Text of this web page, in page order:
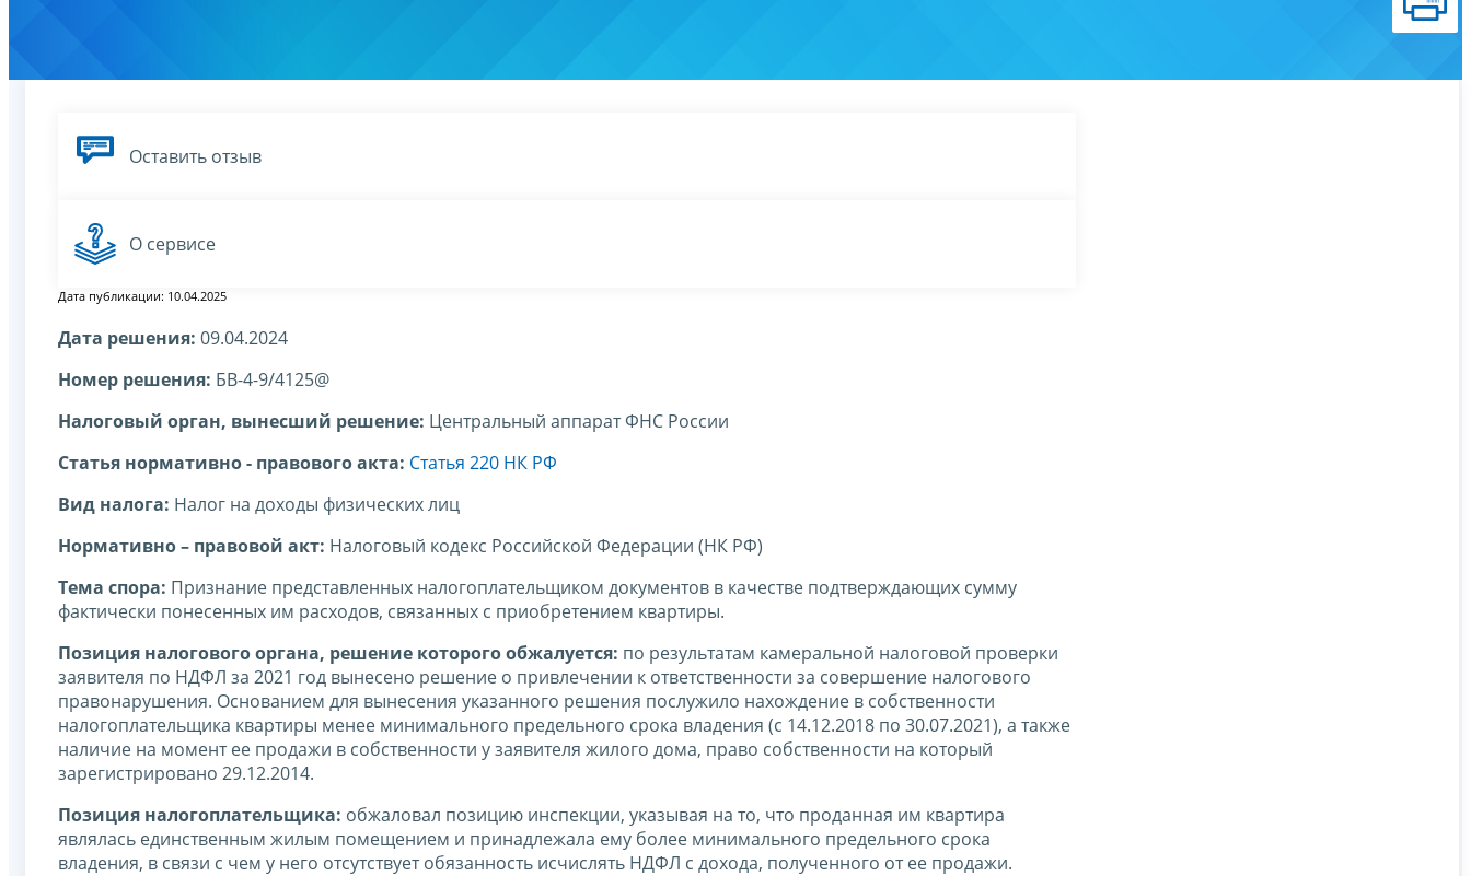
Оставить отзыв
О сервисе
Дата публикации: 10.04.2025
Дата решения: 09.04.2024
Номер решения: БВ-4-9/4125@
Налоговый орган, вынесший решение: Центральный аппарат ФНС России
Статья нормативно - правового акта: Статья 220 НК РФ
Вид налога: Налог на доходы физических лиц
Нормативно – правовой акт: Налоговый кодекс Российской Федерации (НК РФ)
Тема спора: Признание представленных налогоплательщиком документов в качестве подтверждающих сумму
фактически понесенных им расходов, связанных с приобретением квартиры.
Позиция налогового органа, решение которого обжалуется: по результатам камеральной налоговой проверки
заявителя по НДФЛ за 2021 год вынесено решение о привлечении к ответственности за совершение налогового
правонарушения. Основанием для вынесения указанного решения послужило нахождение в собственности
налогоплательщика квартиры менее минимального предельного срока владения (с 14.12.2018 по 30.07.2021), а также
наличие на момент ее продажи в собственности у заявителя жилого дома, право собственности на который
зарегистрировано 29.12.2014.
Позиция налогоплательщика: обжаловал позицию инспекции, указывая на то, что проданная им квартира
являлась единственным жилым помещением и принадлежала ему более минимального предельного срока
владения, в связи с чем у него отсутствует обязанность исчислять НДФЛ с дохода, полученного от ее продажи.